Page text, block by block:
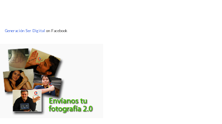
Generación Ser Digital on Facebook